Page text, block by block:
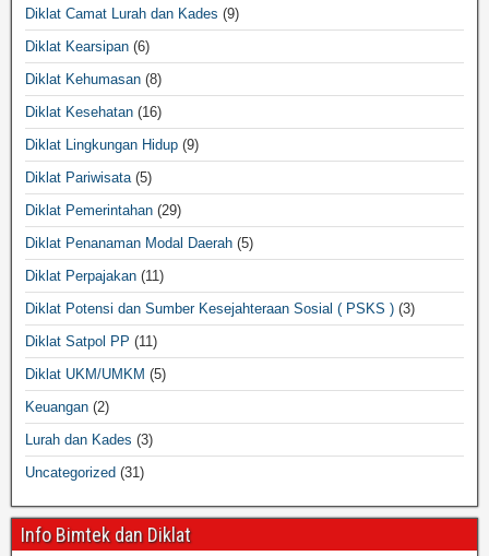
Diklat Camat Lurah dan Kades (9)
Diklat Kearsipan (6)
Diklat Kehumasan (8)
Diklat Kesehatan (16)
Diklat Lingkungan Hidup (9)
Diklat Pariwisata(5)
Diklat Pemerintahan (29)
Diklat Penanaman Modal Daerah (5)
Diklat Perpajakan (11)
Diklat Potensi dan Sumber Kesejahteraan Sosial ( PSKS ) (3)
Diklat Satpol PP (11)
Diklat UKM/UMKM (5)
Keuangan (2)
Lurah dan Kades (3)
Uncategorized (31)
Info Bimtek dan Diklat